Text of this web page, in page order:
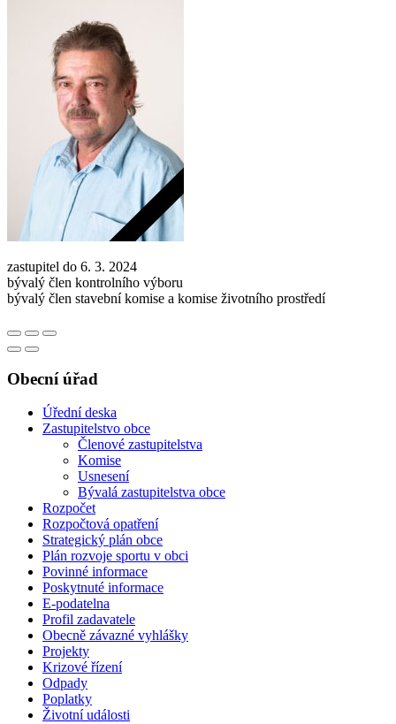
zastupitel do 6. 3. 2024
bývalý člen kontrolního výboru
bývalý člen stavební komise a komise životního prostředí
Obecní úřad
Úřední deska
Zastupitelstvo obce
Členové zastupitelstva
Komise
Usnesení
Bývalá zastupitelstva obce
Rozpočet
Rozpočtová opatření
Strategický plán obce
Plán rozvoje sportu v obci
Povinné informace
Poskytnuté informace
E-podatelna
Profil zadavatele
Obecně závazné vyhlášky
Projekty
Krizové řízení
Odpady
Poplatky
Životní události